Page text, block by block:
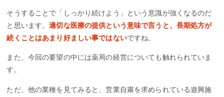
そうすることで「しっかり続けよう」という意識が強くなるのだ
と思います。適切な医療の提供という意味で言うと、長期処方が
続くことはあまり好ましい事ではないですね。
また、今回の要望の中には薬局の経営についても触れられていま
す。
ただ、他の業種を見てみると、営業自粛を求められている遊興施